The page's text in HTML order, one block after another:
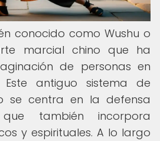
conocido como Wushu o
marcial chino que ha
de personas en
antiguo sistema de
se centra en la defensa
también incorpora
y espirituales. A lo largo